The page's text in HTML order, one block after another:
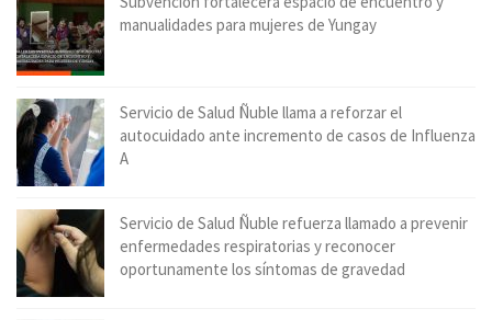
manualidades para mujeres de Yungay
Servicio de Salud Ñuble llama a reforzar el
autocuidado ante incremento de casos de Influenza
A
Servicio de Salud Ñuble refuerza llamado a prevenir
enfermedades respiratorias y reconocer
oportunamente los síntomas de gravedad